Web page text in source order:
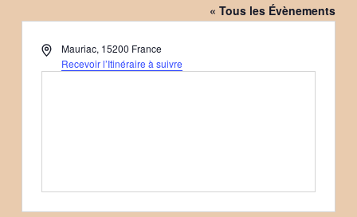
« Tous les Évènements
AdresseMauriac, 15200 France
Recevoir l’Itinéraire à suivre